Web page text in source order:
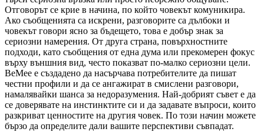
Отговорът се крие в начина, по който човекът комуникира.
Ако съобщенията са искрени, разговорите са дълбоки и
човекът говори ясно за бъдещето, това е добър знак за
сериозни намерения. От друга страна, повърхностните
подходи, като съобщения от една дума или прекомерен фокус
върху външния вид, често показват по-малко сериозни цели.
BeMee е създадено да насърчава потребителите да пишат
честни профили и да се ангажират в смислени разговори,
намалявайки шанса за недоразумения. Най-добрият съвет е да
се доверявате на инстинктите си и да задавате въпроси, които
разкриват ценностите на другия човек. По този начин можете
бързо да определите дали вашите перспективи съвпадат.